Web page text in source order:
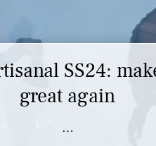
SS24:
great again
…
SS23 y el
en nuestros héroes
…